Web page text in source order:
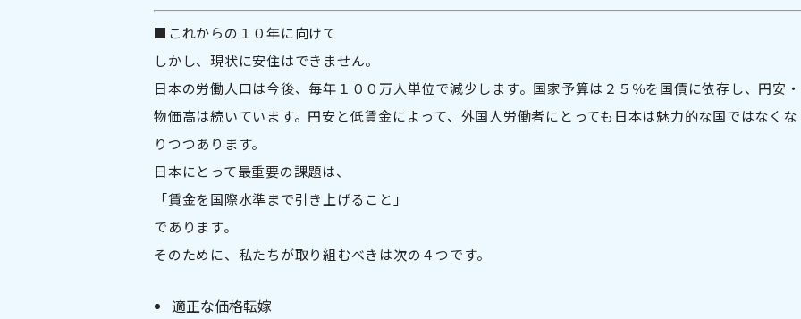
■これからの１０年に向けて
しかし、現状に安住はできません。
日本の労働人口は今後、毎年１００万人単位で減少します。国家予算は２５％を国債に依存し、円安・
物価高は続いています。円安と低賃金によって、外国人労働者にとっても日本は魅力的な国ではなくな
りつつあります。
日本にとって最重要の課題は、
「賃金を国際水準まで引き上げること」
であります。
そのために、私たちが取り組むべきは次の４つです。
適正な価格転嫁